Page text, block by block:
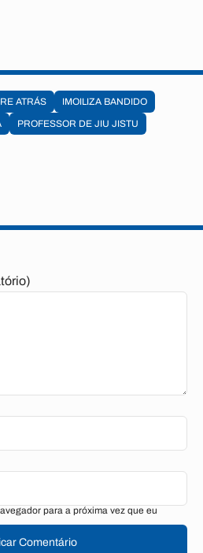
ATRÁS
IMOILIZA BANDIDO
PROFESSOR DE JIU JISTU
para a próxima vez que eu
Comentário